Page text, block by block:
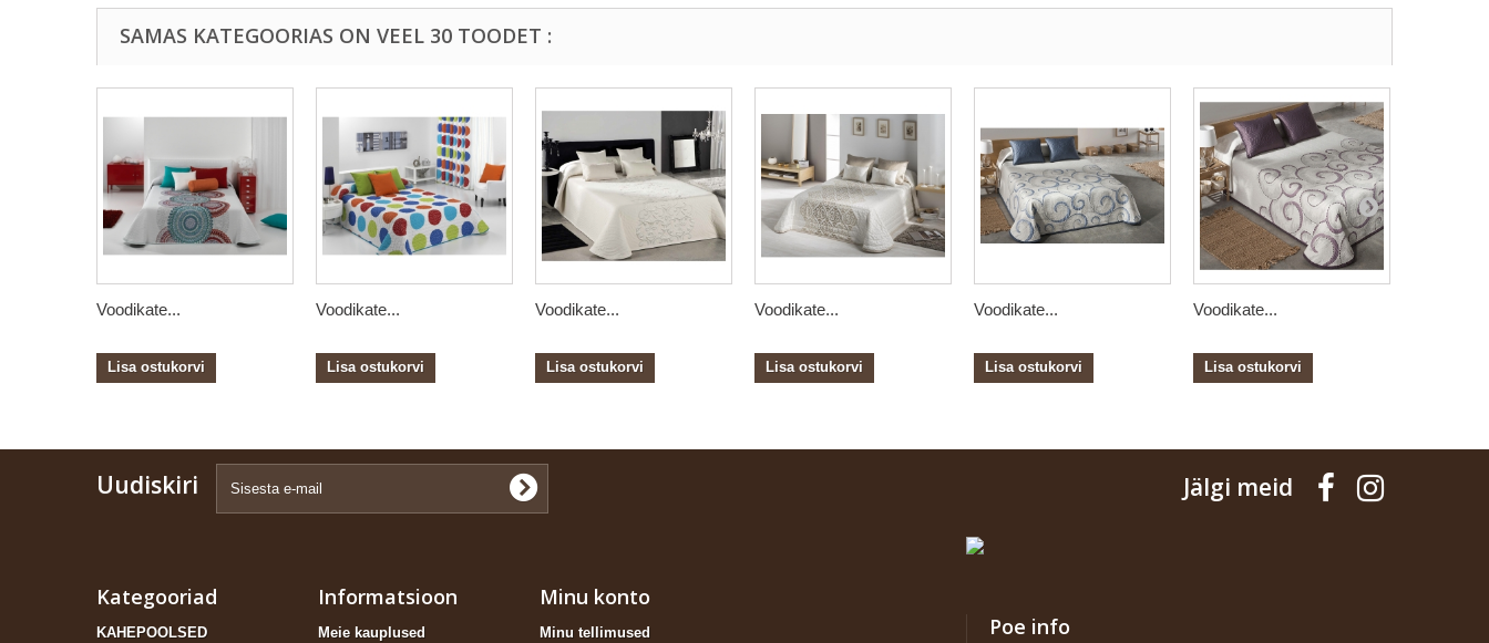
SAMAS KATEGOORIAS ON VEEL 30 TOODET :
Voodikate...
Lisa ostukorvi
Voodikate...
Lisa ostukorvi
Voodikate...
Lisa ostukorvi
Voodikate...
Lisa ostukorvi
Voodikate...
Lisa ostukorvi
Voodikate...
Lisa ostukorvi
Uudiskiri Jälgi meid
Kategooriad
KAHEPOOLSED
Informatsioon
Meie kauplused
Minu konto
Minu tellimused
Poe info